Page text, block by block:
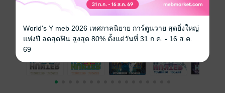
เล่มอื่นๆ ในซีรีส์ ดูทั้งหมด
World's Y meb 2026 เทศกาลนิยาย การ์ตูนวาย สุดยิ่งใหญ่
แห่งปี ลดสุดฟิน สูงสุด 80% ตั้งแต่วันที่ 31 ก.ค. - 16 ส.ค.
69